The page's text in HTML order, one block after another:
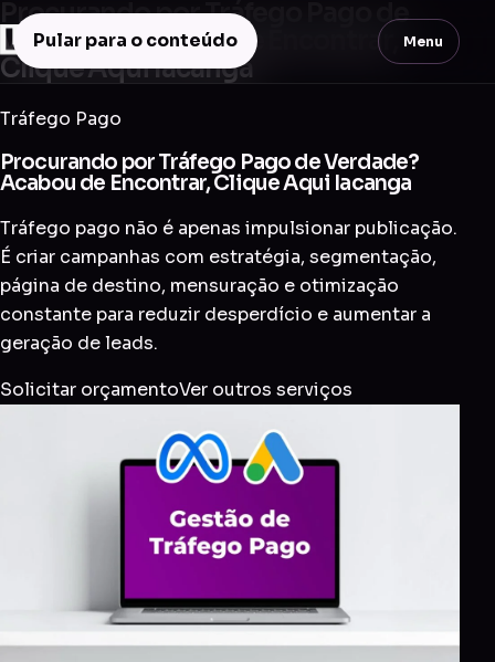
Pular para o conteúdo Menu
Procurando por Tráfego Pago de
Verdade? Acabou de Encontrar,
Clique Aqui Iacanga
Tráfego Pago
Procurando por Tráfego Pago de Verdade?
Acabou de Encontrar, Clique Aqui Iacanga
Tráfego pago não é apenas impulsionar publicação.
É criar campanhas com estratégia, segmentação,
página de destino, mensuração e otimização
constante para reduzir desperdício e aumentar a
geração de leads.
Solicitar orçamentoVer outros serviços